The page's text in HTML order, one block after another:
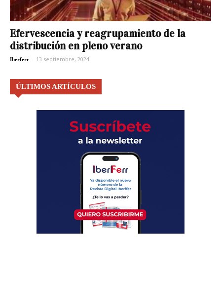
Efervescencia y reagrupamiento de la
distribución en pleno verano
Iberferr - 13 septiembre, 2024
ÚLTIMOS ARTÍCULOS